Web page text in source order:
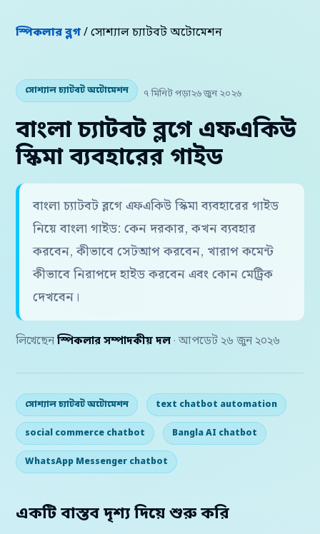
স্পিকলার ব্লগ/ সোশ্যাল চ্যাটবট অটোমেশন
সোশ্যাল চ্যাটবট অটোমেশন ৭ মিনিট পড়া২৬ জুন ২০২৬
বাংলা চ্যাটবট ব্লগে এফএকিউ
স্কিমা ব্যবহারের গাইড
বাংলা চ্যাটবট ব্লগে এফএকিউ স্কিমা ব্যবহারের গাইড
নিয়ে বাংলা গাইড: কেন দরকার, কখন ব্যবহার
করবেন, কীভাবে সেটআপ করবেন, খারাপ কমেন্ট
কীভাবে নিরাপদে হাইড করবেন এবং কোন মেট্রিক
দেখবেন।
লিখেছেন স্পিকলার সম্পাদকীয় দল · আপডেট ২৬ জুন ২০২৬
সোশ্যাল চ্যাটবট অটোমেশন text chatbot automation
social commerce chatbot Bangla AI chatbot
WhatsApp Messenger chatbot
একটি বাস্তব দৃশ্য দিয়ে শুরু করি